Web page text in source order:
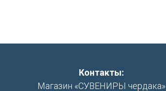
Контакты:
Магазин «СУВЕНИРЫ чердака»